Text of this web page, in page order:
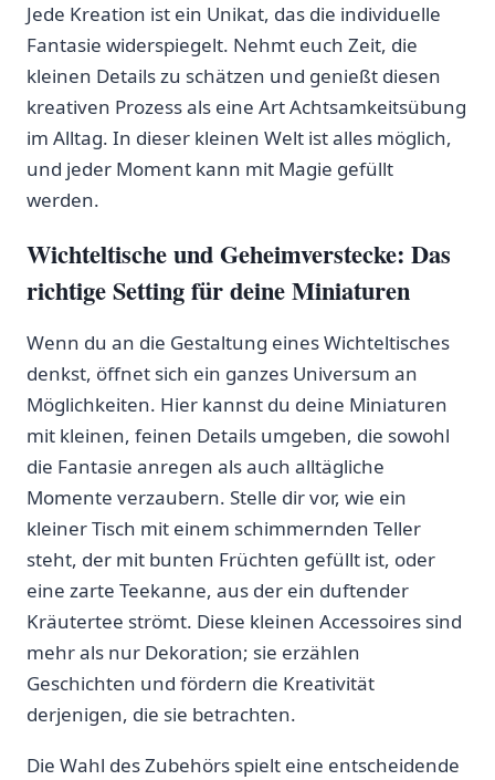
Jede Kreation ist ein Unikat, das die⁤ individuelle ​
Fantasie widerspiegelt. Nehmt euch⁣ Zeit, die
kleinen Details zu schätzen und ⁣genießt diesen
kreativen Prozess als eine​ Art Achtsamkeitsübung
‌im Alltag. In dieser kleinen Welt ist alles möglich,
und jeder Moment kann ‍mit Magie gefüllt
werden.
Wichteltische und Geheimverstecke: Das ​
richtige Setting für deine Miniaturen
Wenn⁢ du an die Gestaltung eines ​Wichteltisches
denkst,⁢ öffnet sich ein ⁢ganzes Universum ⁢an
Möglichkeiten. Hier kannst ⁣du deine Miniaturen
mit kleinen, feinen Details‍ umgeben, die sowohl
die Fantasie anregen als auch alltägliche
Momente verzaubern. Stelle dir vor, wie ein
kleiner Tisch mit einem schimmernden Teller
steht, der ‍mit bunten Früchten gefüllt ist, oder
eine zarte Teekanne,‌ aus der ein duftender
Kräutertee strömt. Diese kleinen‌ Accessoires​ sind
mehr als nur Dekoration; sie erzählen
Geschichten und ⁣fördern die Kreativität
derjenigen, die sie betrachten.
Die ​Wahl des Zubehörs spielt eine entscheidende